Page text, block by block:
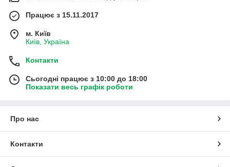
Працює з 15.11.2017
м. Київ
Київ, Україна
Контакти
Сьогодні працює з 10:00 до 18:00
Показати весь графік роботи
Про нас
Контакти